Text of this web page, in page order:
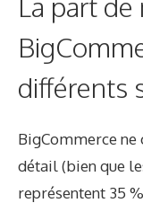
différents
BigCommerce ne
détail (bien que
représentent 35